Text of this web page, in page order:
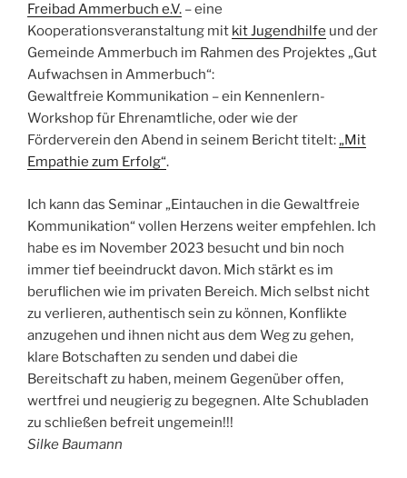
Freibad Ammerbuch e.V. – eine
Kooperationsveranstaltung mit kit Jugendhilfe und der
Gemeinde Ammerbuch im Rahmen des Projektes „Gut
Aufwachsen in Ammerbuch“:
Gewaltfreie Kommunikation – ein Kennenlern-
Workshop für Ehrenamtliche, oder wie der
Förderverein den Abend in seinem Bericht titelt:„Mit
Empathie zum Erfolg“.
Ich kann das Seminar „Eintauchen in die Gewaltfreie
Kommunikation“ vollen Herzens weiter empfehlen. Ich
habe es im November 2023 besucht und bin noch
immer tief beeindruckt davon. Mich stärkt es im
beruflichen wie im privaten Bereich. Mich selbst nicht
zu verlieren, authentisch sein zu können, Konflikte
anzugehen und ihnen nicht aus dem Weg zu gehen,
klare Botschaften zu senden und dabei die
Bereitschaft zu haben, meinem Gegenüber offen,
wertfrei und neugierig zu begegnen. Alte Schubladen
zu schließen befreit ungemein!!!
Silke Baumann